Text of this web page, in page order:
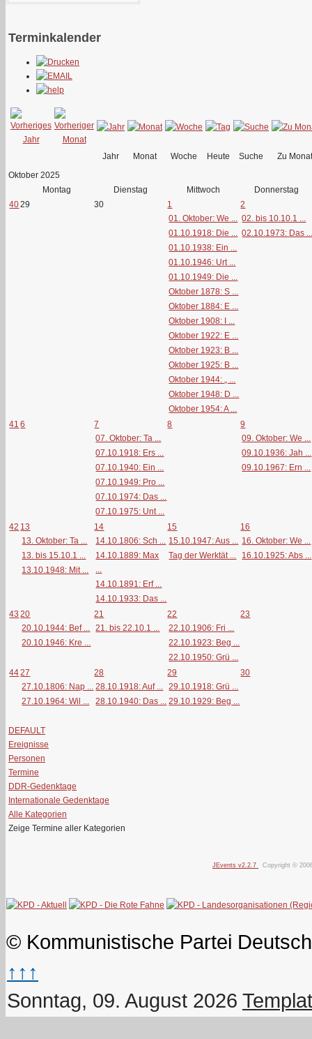
Terminkalender
Jahr Monat Woche Heute Suche
Zu Monat
Oktober 2025
Montag
Dienstag Mittwoch
Donnerstag
4029 30
1
01. Oktober: We ...
01.10.1918: Die ...
01.10.1938: Ein ...
01.10.1946: Urt ...
01.10.1949: Die ...
Oktober 1878: S ...
Oktober 1884: E ...
Oktober 1908: I ...
Oktober 1922: E ...
Oktober 1923: B ...
Oktober 1925: B ...
Oktober 1944: „ ...
Oktober 1948: D ...
Oktober 1954: A ...
2
02. bis 10.10.1 ...
02.10.1973: Das
41 6
7
07. Oktober: Ta ...
07.10.1918: Ers ...
07.10.1940: Ein ...
07.10.1949: Pro ...
07.10.1974: Das ...
07.10.1975: Unt ...
8
9
09. Oktober: We ...
09.10.1936: Jah ...
09.10.1967: Ern ...
42 13
13. Oktober: Ta ...
13. bis 15.10.1 ...
13.10.1948: Mit ...
14
14.10.1806: Sch ...
14.10.1889: Max
...
14.10.1891: Erf ...
14.10.1933: Das ...
15
15.10.1947: Aus ...
Tag der Werktät ...
16
16. Oktober: We ...
16.10.1925: Abs ...
43 20
20.10.1944: Bef ...
20.10.1946: Kre ...
21
21. bis 22.10.1 ...
22
22.10.1906: Fri ...
22.10.1923: Beg ...
22.10.1950: Grü ...
23
4427
27.10.1806: Nap ...
27.10.1964: Wil ...
28
28.10.1918: Auf ...
28.10.1940: Das ...
29
29.10.1918: Grü ...
29.10.1929: Beg ...
30
DEFAULT
Ereignisse
Personen
Termine
DDR-Gedenktage
Internationale Gedenktage
Alle Kategorien
Zeige Termine aller Kategorien
JEvents v2.2.7 Copyright ©
© Kommunistische Partei
↑↑↑
Sonntag, 09. August 2026